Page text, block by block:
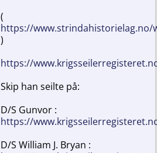
(
https://www.strindahistorielag.no/
)
https://
Skip han seilte på:
D/S Gunvor :
https://
D/S William J. Bryan :